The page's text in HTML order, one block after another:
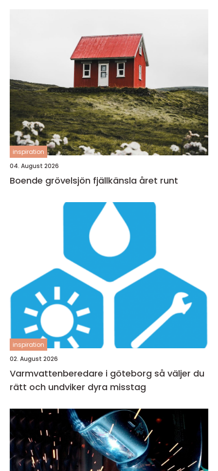
inspiration
04. August 2026
Boende grövelsjön fjällkänsla året runt
inspiration
02. August 2026
Varmvattenberedare i göteborg så väljer du
rätt och undviker dyra misstag